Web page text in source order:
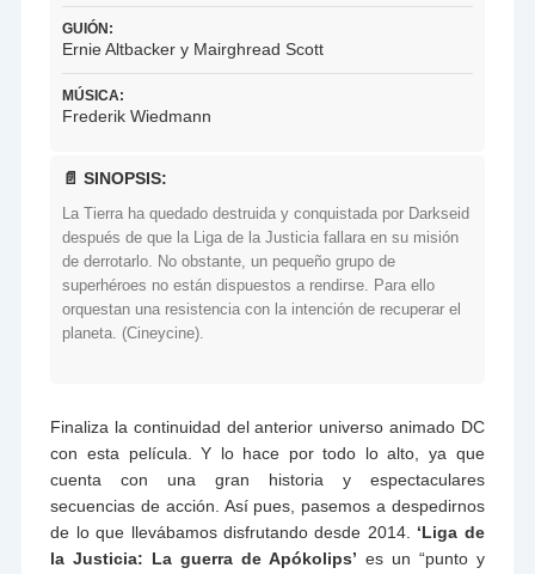
GUIÓN:
Ernie Altbacker y Mairghread Scott
MÚSICA:
Frederik Wiedmann
📄 SINOPSIS:
La Tierra ha quedado destruida y conquistada por Darkseid
después de que la Liga de la Justicia fallara en su misión
de derrotarlo. No obstante, un pequeño grupo de
superhéroes no están dispuestos a rendirse. Para ello
orquestan una resistencia con la intención de recuperar el
planeta. (Cineycine).
Finaliza la continuidad del anterior universo animado DC
con esta película. Y lo hace por todo lo alto, ya que
cuenta con una gran historia y espectaculares
secuencias de acción. Así pues, pasemos a despedirnos
de lo que llevábamos disfrutando desde 2014. ‘Liga de
la Justicia: La guerra de Apókolips’ es un “punto y